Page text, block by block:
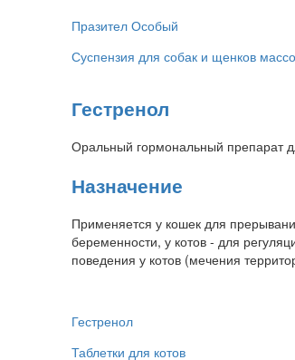
Празител Особый
Суспензия для собак и щенков
Гестренол
Оральный гормональный препарат
Назначение
Применяется у кошек для
беременности, у котов - для
поведения у котов (мечения
Гестренол
Таблетки для котов